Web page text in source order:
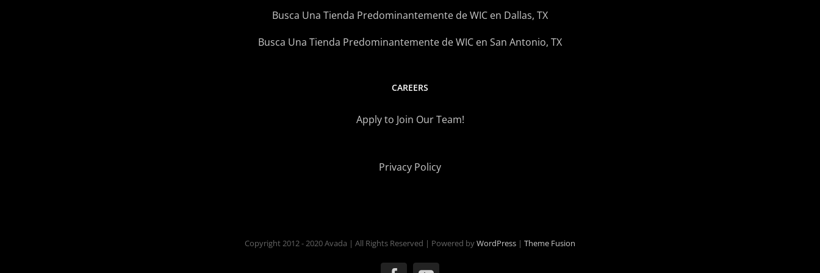
Busca Una Tienda Predominantemente de WIC en Dallas, TX
Busca Una Tienda Predominantemente de WIC en San Antonio, TX
CAREERS
Apply to Join Our Team!
Privacy Policy
Copyright 2012 - 2020 Avada | All Rights Reserved | Powered byWordPress | Theme Fusion